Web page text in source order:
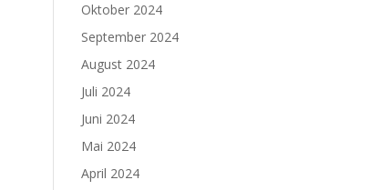
Oktober 2024
September 2024
August 2024
Juli 2024
Juni 2024
Mai 2024
April 2024